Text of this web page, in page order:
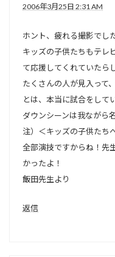
2006年3月25日 2:31 AM
ホント、疲れる撮影でし
キッズの子供たちもテレ
て応援してくれていたら
たくさんの人が見入って
とは、本当に試合をして
ダウンシーンは我ながら
注）＜キッズの子供たち
全部演技ですからね！先
かったよ！
飯田先生より
返信